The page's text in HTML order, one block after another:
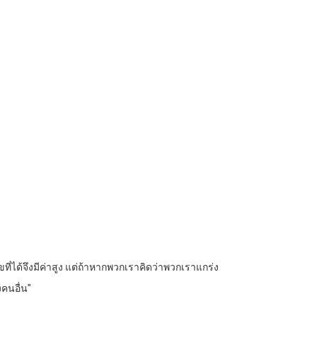
ได้จึงมีค่าสูง แต่ถ้าหากพวกเราคิดว่าพวกเราแกร่ง
นอื่น”